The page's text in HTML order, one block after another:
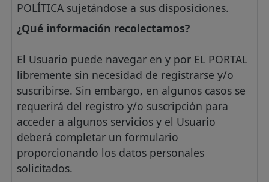
POLÍTICA sujetándose a sus disposiciones.
¿Qué información recolectamos?
El Usuario puede navegar en y por EL PORTAL
libremente sin necesidad de registrarse y/o
suscribirse. Sin embargo, en algunos casos se
requerirá del registro y/o suscripción para
acceder a algunos servicios y el Usuario
deberá completar un formulario
proporcionando los datos personales
solicitados.